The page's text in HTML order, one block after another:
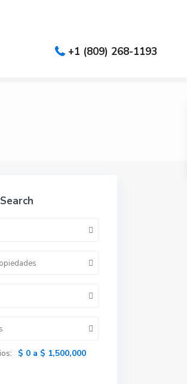
+1 (809) 268-1193
$ 0 a $ 1,500,000